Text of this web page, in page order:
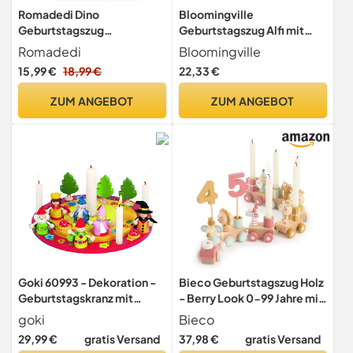
Romadedi Dino
Geburtstagszug
Kerzenhalter aus Holz, für
Geburtstag Deko
Romadedi
15,99 € 18,99 €
ZUM ANGEBOT
Bloomingville
Geburtstagszug Alfi mit
dekorativen Figuren und
kindlichem Design für den
Geburtstagstisch, 39 cm
Bloomingville
22,33 €
ZUM ANGEBOT
Goki 60993 - Dekoration -
Geburtstagskranz mit
Figurenset
goki
29,99 € gratis Versand
Bieco Geburtstagszug Holz
- Berry Look 0-99 Jahre mit
6 Kerzen - Tischdeko
Kindergeburtstag Kerzen
Geburtstag Zug
Bieco
37,98 € gratis Versand